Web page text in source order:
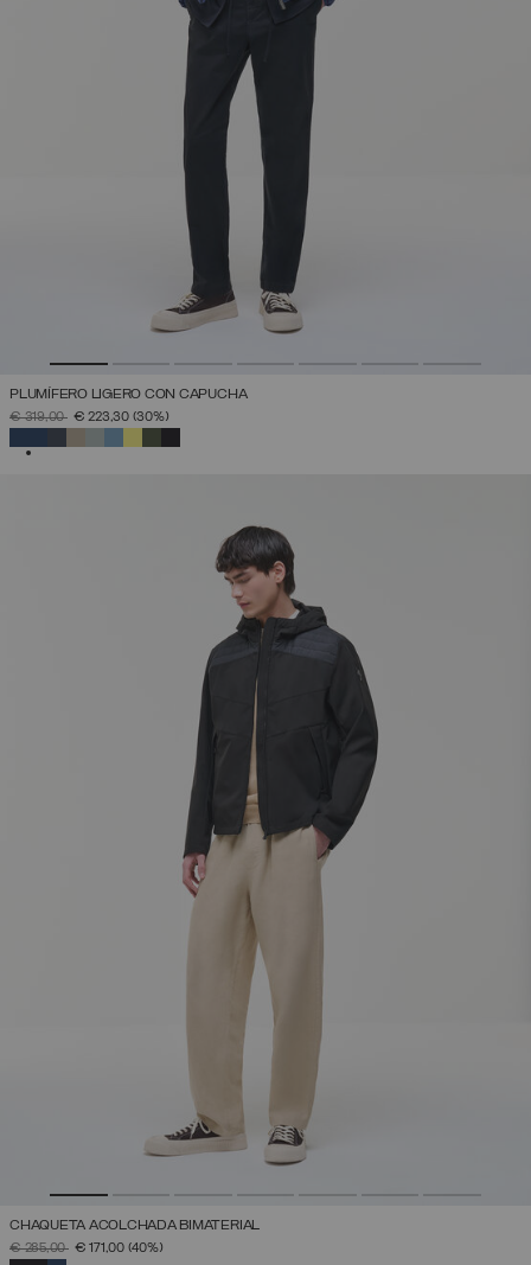
PLUMÍFERO LIGERO CON CAPUCHA
PRECIO REBAJADO DE
€ 319,00A€ 223,30 (30%)
CHAQUETA ACOLCHADA BIMATERIAL
PRECIO REBAJADO DE
€ 285,00A€ 171,00 (40%)